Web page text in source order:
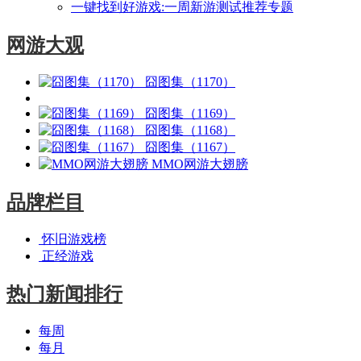
一键找到好游戏:一周新游测试推荐专题
网游大观
囧图集（1170）
囧图集（1169）
囧图集（1168）
囧图集（1167）
MMO网游大翅膀
品牌栏目
怀旧游戏榜
正经游戏
热门新闻排行
每周
每月